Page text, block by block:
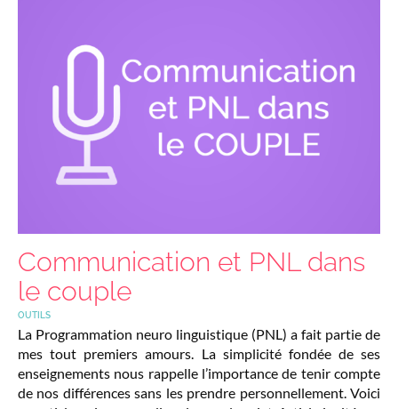
Communication et PNL dans
le couple
OUTILS
La Programmation neuro linguistique (PNL) a fait partie de
mes tout premiers amours. La simplicité fondée de ses
enseignements nous rappelle l’importance de tenir compte
de nos différences sans les prendre personnellement. Voici